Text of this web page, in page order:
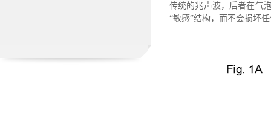
传统的兆声波，后者在气
“敏感”结构，而不会损坏